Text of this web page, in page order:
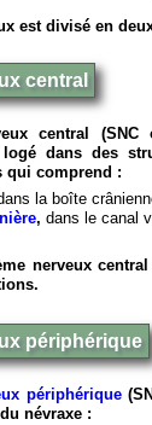
est divisé en
central
central
dans des
qui comprend :
la boîte
, dans le canal
nerveux
périphérique
périphérique
névraxe :